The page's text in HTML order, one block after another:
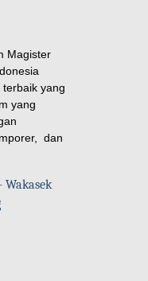
Magister
yang
yang
dan
Wakasek